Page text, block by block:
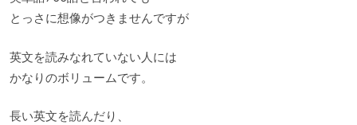
とっさに想像がつきませんですが
英文を読みなれていない人には
かなりのボリュームです。
長い英文を読んだり、